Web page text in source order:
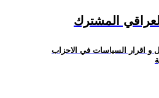
المشترك
و اقرار السياسات في الاحزاب